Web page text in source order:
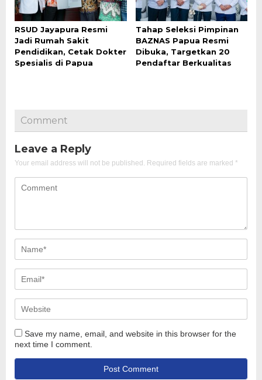
RSUD Jayapura Resmi
Jadi Rumah Sakit
Pendidikan, Cetak Dokter
Spesialis di Papua
Tahap Seleksi Pimpinan
BAZNAS Papua Resmi
Dibuka, Targetkan 20
Pendaftar Berkualitas
Comment
Leave a Reply
Your email address will not be published. Required fields are marked *
Save my name, email, and website in this browser for the
next time I comment.